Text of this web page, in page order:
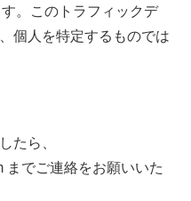
。このトラフィックデ
個人を特定するものでは
たら、
までご連絡をお願いいた